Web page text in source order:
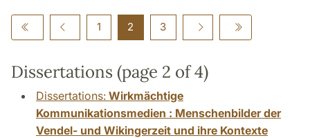
1 2 3
Dissertations (page 2 of 4)
Dissertations: Wirkmächtige
Kommunikationsmedien : Menschenbilder der
Vendel- und Wikingerzeit und ihre Kontexte